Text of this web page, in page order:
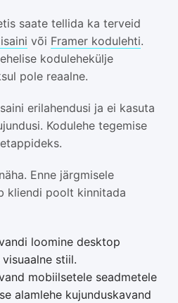
saate tellida ka terveid
või Framer kodulehti.
kodulehekülje
pole reaalne.
erilahendusi ja ei kasuta
Kodulehe tegemise
Enne järgmisele
kliendi poolt kinnitada
loomine desktop
stiil.
mobiilsetele seadmetele
alamlehe kujunduskavand